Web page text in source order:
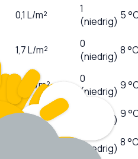
0,1 L/m²
1
(niedrig) 5
1,7L/m²
0
(niedrig) 8
0,0 L/m²
0
(niedrig) 9
0,0L/m²
(niedrig) 9
(niedrig) 8